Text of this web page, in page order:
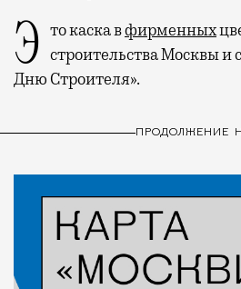
Это каска вфирменных
строительства Москвы и
Дню Строителя».
ПРОДОЛЖЕНИЕ